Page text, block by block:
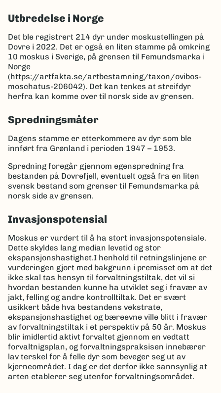
Utbredelse i Norge
Det ble registrert 214 dyr under moskustellingen på
Dovre i 2022. Det er også en liten stamme på omkring
10 moskus i Sverige, på grensen til Femundsmarka i
Norge
(https://artfakta.se/artbestamning/taxon/ovibos-
moschatus-206042). Det kan tenkes at streifdyr
herfra kan komme over til norsk side av grensen.
Spredningsmåter
Dagens stamme er etterkommere av dyr som ble
innført fra Grønland i perioden 1947 – 1953.
Spredning foregår gjennom egenspredning fra
bestanden på Dovrefjell, eventuelt også fra en liten
svensk bestand som grenser til Femundsmarka på
norsk side av grensen.
Invasjonspotensial
Moskus er vurdert til å ha stort invasjonspotensiale.
Dette skyldes lang median levetid og stor
ekspansjonshastighet.I henhold til retningslinjene er
vurderingen gjort med bakgrunn i premisset om at det
ikke skal tas hensyn til forvaltningstiltak, det vil si
hvordan bestanden kunne ha utviklet seg i fravær av
jakt, felling og andre kontrolltiltak. Det er svært
usikkert både hva bestandens vekstrate,
ekspansjonshastighet og bæreevne ville blitt i fravær
av forvaltningstiltak i et perspektiv på 50 år. Moskus
blir imidlertid aktivt forvaltet gjennom en vedtatt
forvaltnigsplan, og forvaltningspraksisen innebærer
lav terskel for å felle dyr som beveger seg ut av
kjerneområdet. I dag er det derfor ikke sannsynlig at
arten etablerer seg utenfor forvaltningsområdet.